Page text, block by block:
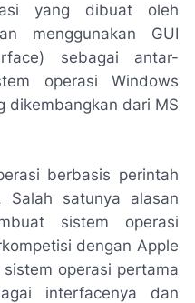
yang dibuat oleh
menggunakan GUI
sebagai antar-
operasi Windows
dikembangkan dari MS
berbasis perintah
satunya alasan
sistem operasi
dengan Apple
operasi pertama
interfacenya dan